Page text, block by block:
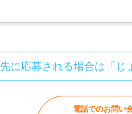
に応募される場合は「じ
電話でのお問い